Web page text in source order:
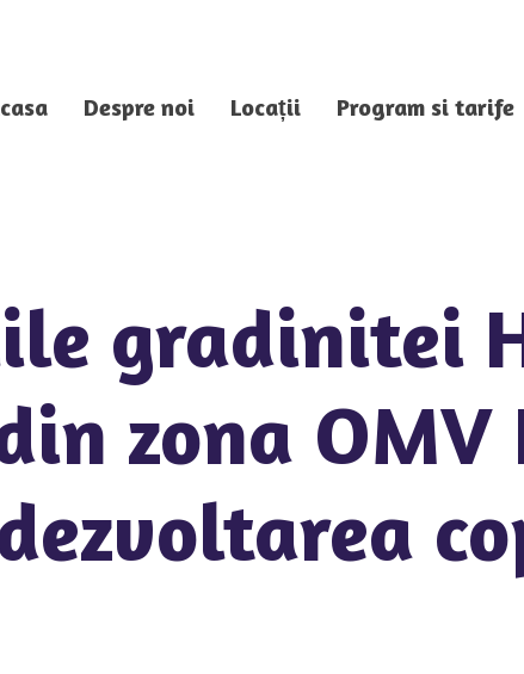
Despre noi Locații Program si tarife
gradinitei
zona OMV